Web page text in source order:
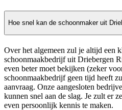
Hoe snel kan de schoonmaker uit
Over het algemeen zul je altijd een
schoonmaakbedrijf uit Driebergen
even beter moet bekijken (zeker
schoonmaakbedrijf geen tijd heeft
aanvraag. Onze aangesloten
kunnen snel aan de slag. Je zult er
even persoonlijk kennis te maken.